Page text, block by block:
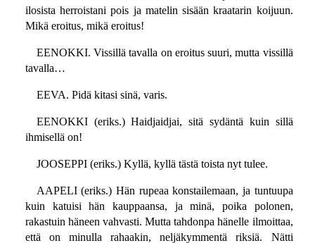
ilosista herroistani pois ja matelin sisään kraatarin koijuun.
Mikä eroitus, mikä eroitus!
EENOKKI. Vissillä tavalla on eroitus suuri, mutta vissillä
tavalla…
EEVA. Pidä kitasi sinä, varis.
EENOKKI (eriks.) Haidjaidjai, sitä sydäntä kuin sillä
ihmisellä on!
JOOSEPPI (eriks.) Kyllä, kyllä tästä toista nyt tulee.
AAPELI (eriks.) Hän rupeaa konstailemaan, ja tuntuupa
kuin katuisi hän kauppaansa, ja minä, poika polonen,
rakastuin häneen vahvasti. Mutta tahdonpa hänelle ilmoittaa,
että on minulla rahaakin, neljäkymmentä riksiä. Nätti